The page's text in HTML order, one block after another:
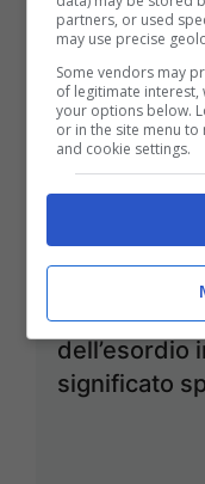
Tutta
dell’esordio
significato
partners, or used
may use precise
Some vendors may
of legitimate interest,
your options below.
or in the site menu
and cookie settings.